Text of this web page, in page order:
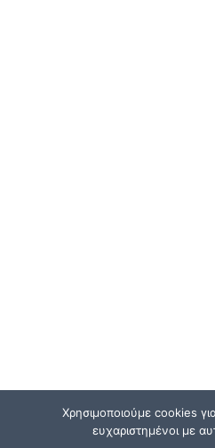
Χρησιμοποιούμε cookies
ευχαριστημένοι με